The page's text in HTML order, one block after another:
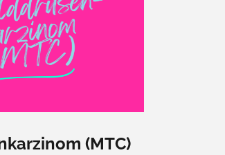
(MTC)